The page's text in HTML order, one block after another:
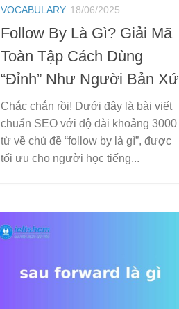
VOCABULARY 18/06/2025
Follow By Là Gì? Giải Mã
Toàn Tập Cách Dùng
“Đỉnh” Như Người Bản Xứ
Chắc chắn rồi! Dưới đây là bài viết
chuẩn SEO với độ dài khoảng 3000
từ về chủ đề “follow by là gì”, được
tối ưu cho người học tiếng...